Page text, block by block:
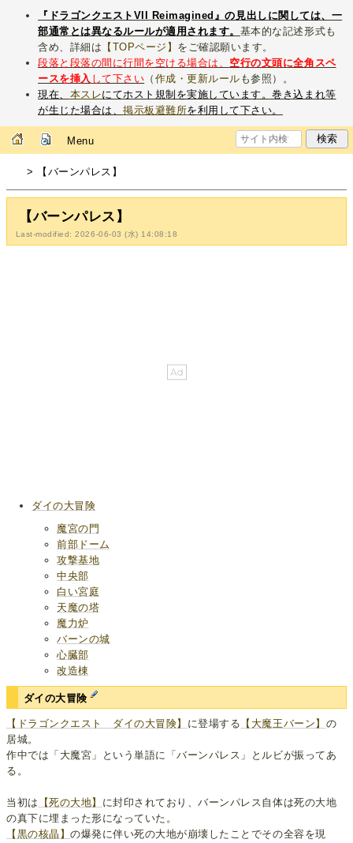
『ドラゴンクエストVII Reimagined』の見出しに関しては、一
部通常とは異なるルールが適用されます。 基本的な記述形式も
含め、詳細は 【TOPページ】 をご確認願います。
段落と段落の間に行間を空ける場合は、 空行の文頭に全角スペ
ースを挿入 して下さい （ 作成・更新ルール も参照）。
現在、 本スレにてホスト規制を実施しています。巻き込まれ等
が生じた場合は、掲示板避難所を利用して下さい。
Menu
> 【バーンパレス】
【バーンパレス】
Last-modified: 2026-06-03 (水) 14:08:18
ダイの大冒険
魔宮の門
前部ドーム
攻撃基地
中央部
白い宮庭
天魔の塔
魔力炉
バーンの城
心臓部
改造棟
ダイの大冒険
【ドラゴンクエスト ダイの大冒険】 に登場する 【大魔王バーン】 の
居城。
作中では「大魔宮」という単語に「バーンパレス」とルビが振ってあ
る。
当初は 【死の大地】 に封印されており、バーンパレス自体は死の大地
の真下に埋まった形になっていた。
【黒の核晶】の爆発に伴い死の大地が崩壊したことでその全容を現